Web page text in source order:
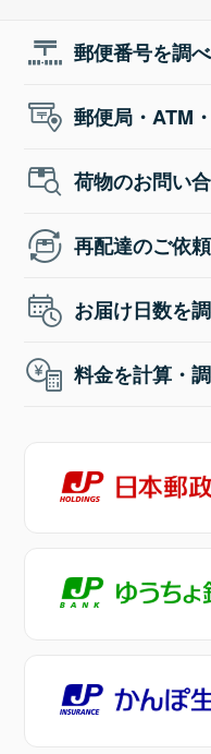
郵便番号を調
郵便局・ATM
荷物のお問い
再配達のご依頼
お届け日数を
料金を計算・